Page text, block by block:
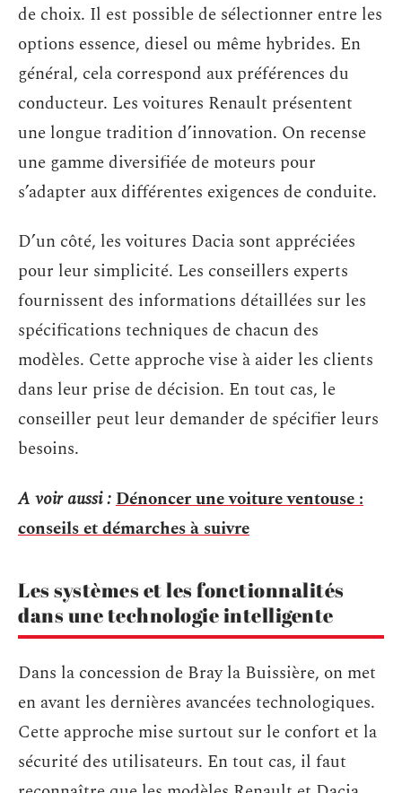
de choix. Il est possible de sélectionner entre les
options essence, diesel ou même hybrides. En
général, cela correspond aux préférences du
conducteur. Les voitures Renault présentent
une longue tradition d’innovation. On recense
une gamme diversifiée de moteurs pour
s’adapter aux différentes exigences de conduite.
D’un côté, les voitures Dacia sont appréciées
pour leur simplicité. Les conseillers experts
fournissent des informations détaillées sur les
spécifications techniques de chacun des
modèles. Cette approche vise à aider les clients
dans leur prise de décision. En tout cas, le
conseiller peut leur demander de spécifier leurs
besoins.
A voir aussi :Dénoncer une voiture ventouse :
conseils et démarches à suivre
Les systèmes et les fonctionnalités
dans une technologie intelligente
Dans la concession de Bray la Buissière, on met
en avant les dernières avancées technologiques.
Cette approche mise surtout sur le confort et la
sécurité des utilisateurs. En tout cas, il faut